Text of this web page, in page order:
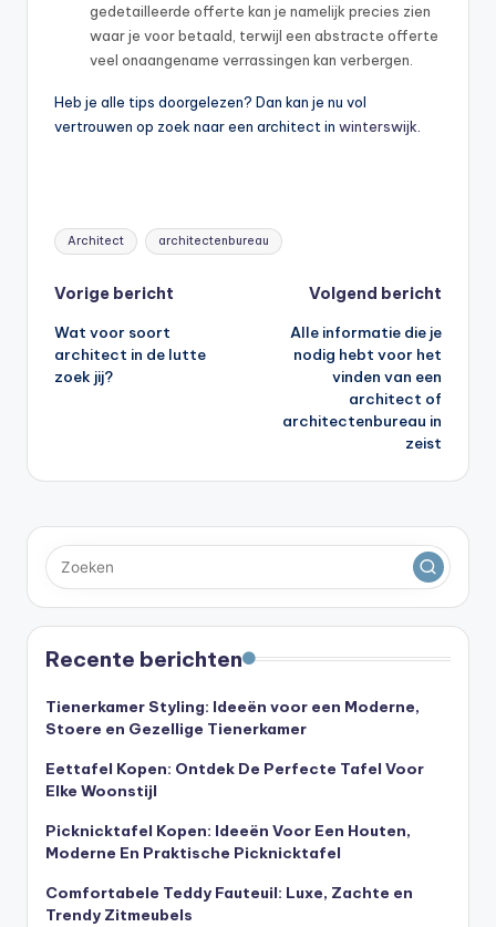
gedetailleerde offerte kan je namelijk precies zien
waar je voor betaald, terwijl een abstracte offerte
veel onaangename verrassingen kan verbergen.
Heb je alle tips doorgelezen? Dan kan je nu vol
vertrouwen op zoek naar een architect in winterswijk
Tags:
Architect architectenbureau
Bericht
navigatie
Vorige bericht
Wat voor soort
architect in de lutte
zoek jij?
Volgend bericht
Alle informatie die je
nodig hebt voor het
vinden van een
architect of
architectenbureau in
zeist
Recente berichten
Tienerkamer Styling: Ideeën voor een Moderne,
Stoere en Gezellige Tienerkamer
Eettafel Kopen: Ontdek De Perfecte Tafel Voor
Elke Woonstijl
Picknicktafel Kopen: Ideeën Voor Een Houten,
Moderne En Praktische Picknicktafel
Comfortabele Teddy Fauteuil: Luxe, Zachte en
Trendy Zitmeubels